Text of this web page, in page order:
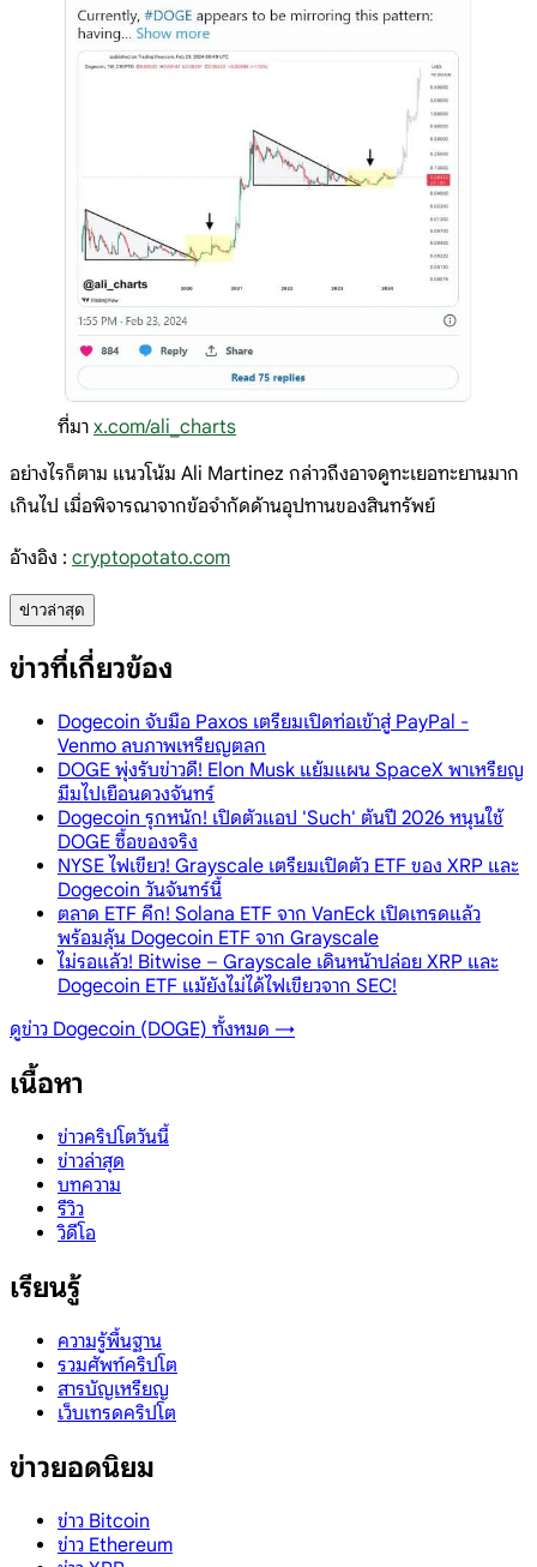
ที่มา x.com/ali_charts
อย่างไรก็ตาม แนวโน้ม Ali Martinez กล่าวถึงอาจดูทะเยอทะยานมาก
เกินไป เมื่อพิจารณาจากข้อจำกัดด้านอุปทานของสินทรัพย์
อ้างอิง : cryptopotato.com
ข่าวล่าสุด
ข่าวที่เกี่ยวข้อง
Dogecoin จับมือ Paxos เตรียมเปิดท่อเข้าสู่ PayPal -
Venmo ลบภาพเหรียญตลก
DOGE พุ่งรับข่าวดี! Elon Musk แย้มแผน SpaceX พาเหรียญ
มีมไปเยือนดวงจันทร์
Dogecoin รุกหนัก! เปิดตัวแอป 'Such' ต้นปี 2026 หนุนใช้
DOGE ซื้อของจริง
NYSE ไฟเขียว! Grayscale เตรียมเปิดตัว ETF ของ XRP และ
Dogecoin วันจันทร์นี้
ตลาด ETF คึก! Solana ETF จาก VanEck เปิดเทรดแล้ว
พร้อมลุ้น Dogecoin ETF จาก Grayscale
ไม่รอแล้ว! Bitwise – Grayscale เดินหน้าปล่อย XRP และ
Dogecoin ETF แม้ยังไม่ได้ไฟเขียวจาก SEC!
ดูข่าว Dogecoin (DOGE) ทั้งหมด →
เนื้อหา
ข่าวคริปโตวันนี้
ข่าวล่าสุด
บทความ
รีวิว
วิดีโอ
เรียนรู้
ความรู้พื้นฐาน
รวมศัพท์คริปโต
สารบัญเหรียญ
เว็บเทรดคริปโต
ข่าวยอดนิยม
ข่าว Bitcoin
ข่าว Ethereum